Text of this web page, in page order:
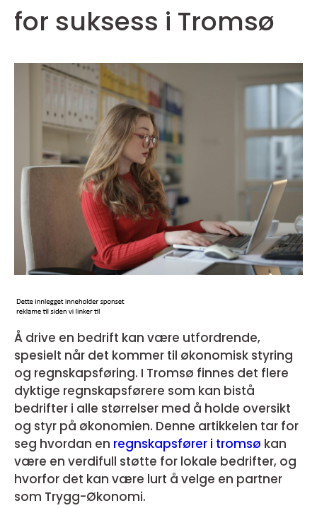
for suksess i Tromsø
Å drive en bedrift kan være utfordrende,
spesielt når det kommer til økonomisk styring
og regnskapsføring. I Tromsø finnes det flere
dyktige regnskapsførere som kan bistå
bedrifter i alle størrelser med å holde oversikt
og styr på økonomien. Denne artikkelen tar for
seg hvordan en regnskapsfører i tromsø kan
være en verdifull støtte for lokale bedrifter, og
hvorfor det kan være lurt å velge en partner
som Trygg-Økonomi.